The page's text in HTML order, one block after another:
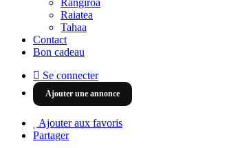
Rangiroa
Raiatea
Tahaa
Contact
Bon cadeau
Se connecter
Ajouter une annonce
Ajouter aux favoris
Partager